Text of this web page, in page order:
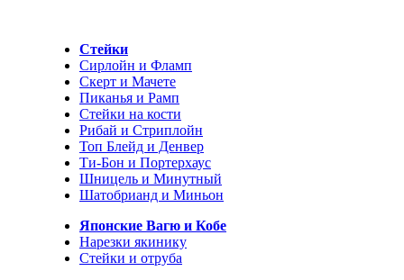
Стейки
Сирлойн и Фламп
Скерт и Мачете
Пиканья и Рамп
Стейки на кости
Рибай и Стриплойн
Топ Блейд и Денвер
Ти-Бон и Портерхаус
Шницель и Минутный
Шатобрианд и Миньон
Японские Вагю и Кобе
Нарезки якинику
Стейки и отруба